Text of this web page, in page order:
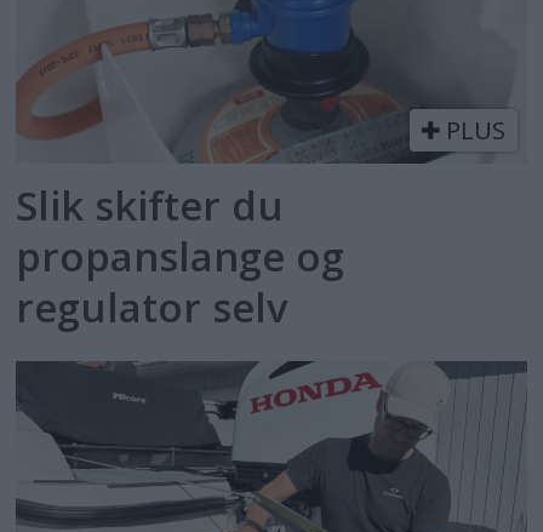
PLUS
Slik skifter du
propanslange og
regulator selv